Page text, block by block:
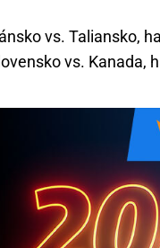
vs. Taliansko,
vs. Kanada,